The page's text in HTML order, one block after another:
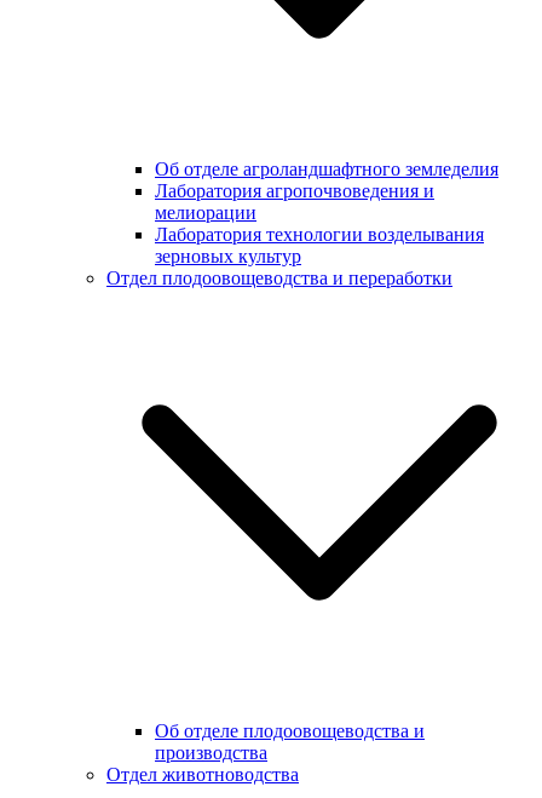
Об отделе агроландшафтного земледелия
Лаборатория агропочвоведения и
мелиорации
Лаборатория технологии возделывания
зерновых культур
Отдел плодоовощеводства и переработки
Об отделе плодоовощеводства и
производства
Отдел животноводства